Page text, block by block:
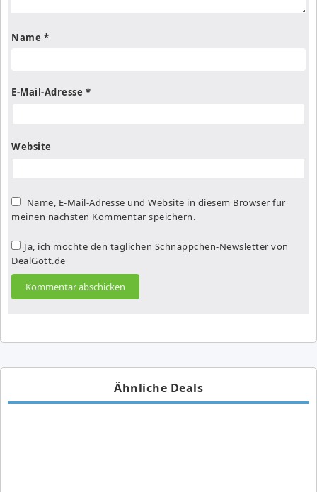
Name *
E-Mail-Adresse *
Website
Name, E-Mail-Adresse und Website in diesem Browser für
meinen nächsten Kommentar speichern.
Ja, ich möchte den täglichen Schnäppchen-Newsletter von
DealGott.de
Ähnliche Deals